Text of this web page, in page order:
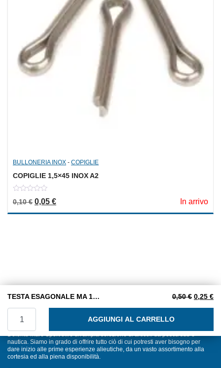
BULLONERIA INOX - COPIGLIE
COPIGLIE 1,5×45 INOX A2
out
0,10€ Il prezzo originale era: 0,10 €.
0,05 €Il prezzo attuale è: 0,05 €. In arrivo
TESTA ESAGONALE MA 12×40 INOX A2 0,50€ Il
0,25 €Il
AGGIUNGI AL CARRELLO
Defonte Mare Sport offre un'ampia selezione di articoli da pesca sub e
nautica. Siamo in grado di offrire tutto ciò di cui potresti aver bisogno per
dare inizio alle prime esperienze alieutiche, da un vasto assortimento alla
cortesia ed alla piena disponibilità.